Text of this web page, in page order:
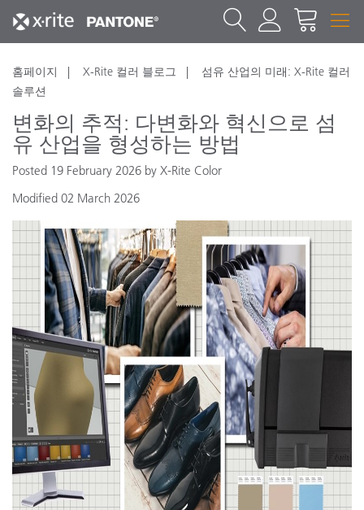
홈페이지 X-Rite 컬러 블로그
섬유 산업의 미래: X-Rite 컬러
솔루션
변화의 추적: 다변화와 혁신으로 섬
유 산업을 형성하는 방법
Posted 19 February 2026 by X-Rite Color
Modified 02 March 2026